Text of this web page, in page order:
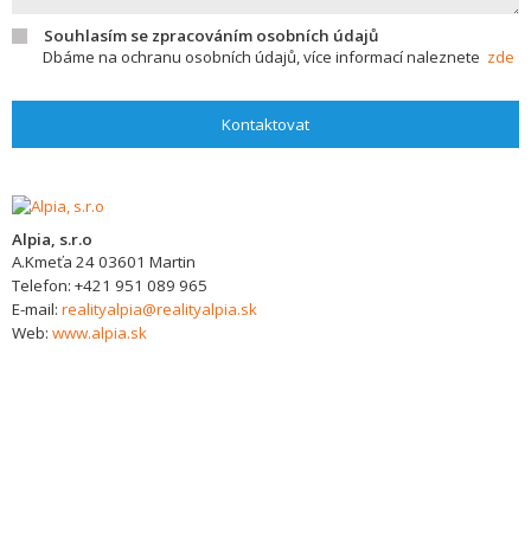
Souhlasím se zpracováním osobních údajů
Dbáme na ochranu osobních údajů, více informací naleznete zde
Kontaktovat
Alpia, s.r.o
A.Kmeťa 2403601 Martin
Telefon: +421 951 089 965
E-mail: realityalpia@realityalpia.sk
Web: www.alpia.sk